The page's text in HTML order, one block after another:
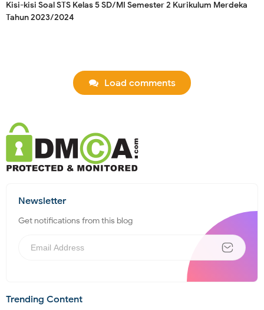
Kisi-kisi Soal STS Kelas 5 SD/MI Semester 2 Kurikulum Merdeka
Tahun 2023/2024
Load comments
Newsletter
Get notifications from this blog
Trending Content